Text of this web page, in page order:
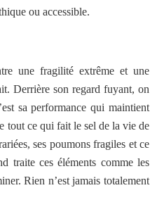
ou accessible.
une fragilité extrême et une
Derrière son regard fuyant, on
sa performance qui maintient
tout ce qui fait le sel de la vie de
ses poumons fragiles et ce
traite ces éléments comme les
Rien n’est jamais totalement